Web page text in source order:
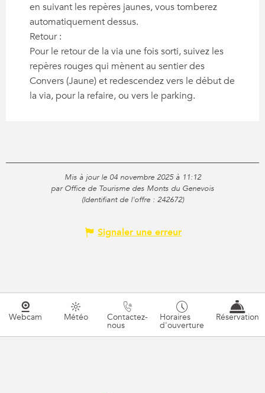
en suivant les repères jaunes, vous tomberez
automatiquement dessus.
Retour :
Pour le retour de la via une fois sorti, suivez les
repères rouges qui mènent au sentier des
Convers (Jaune) et redescendez vers le début de
la via, pour la refaire, ou vers le parking.
Mis à jour le 04 novembre 2025 à 11:12
par Office de Tourisme des Monts du Genevois
(Identifiant de l'offre : 242672)
Signaler une erreur
Webcam Météo Contactez-
nous
Horaires
d'ouverture
Réservation